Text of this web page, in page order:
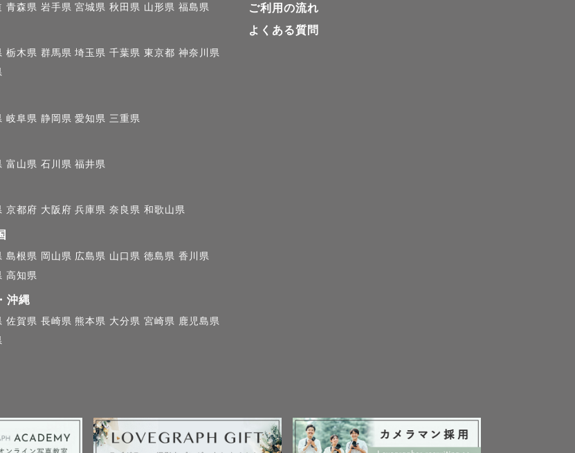
青森県 岩手県 宮城県 秋田県 山形県 福島県
栃木県 群馬県 埼玉県 千葉県 東京都 神奈川県
岐阜県 静岡県 愛知県 三重県
富山県 石川県 福井県
京都府 大阪府 兵庫県 奈良県 和歌山県
島根県 岡山県 広島県 山口県 徳島県 香川県
高知県
沖縄
佐賀県 長崎県 熊本県 大分県 宮崎県 鹿児島県
ご利用の流れ
よくある質問